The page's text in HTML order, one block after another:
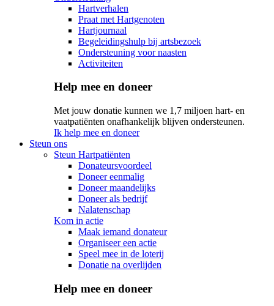
Hartverhalen
Praat met Hartgenoten
Hartjournaal
Begeleidingshulp bij artsbezoek
Ondersteuning voor naasten
Activiteiten
Help mee en doneer
Met jouw donatie kunnen we 1,7 miljoen hart- en
vaatpatiënten onafhankelijk blijven ondersteunen.
Ik help mee en doneer
Steun ons
Steun Hartpatiënten
Donateursvoordeel
Doneer eenmalig
Doneer maandelijks
Doneer als bedrijf
Nalatenschap
Kom in actie
Maak iemand donateur
Organiseer een actie
Speel mee in de loterij
Donatie na overlijden
Help mee en doneer